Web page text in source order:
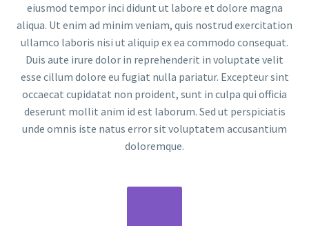
eiusmod tempor inci didunt ut labore et dolore magna
aliqua. Ut enim ad minim veniam, quis nostrud exercitation
ullamco laboris nisi ut aliquip ex ea commodo consequat.
Duis aute irure dolor in reprehenderit in voluptate velit
esse cillum dolore eu fugiat nulla pariatur. Excepteur sint
occaecat cupidatat non proident, sunt in culpa qui officia
deserunt mollit anim id est laborum. Sed ut perspiciatis
unde omnis iste natus error sit voluptatem accusantium
doloremque.